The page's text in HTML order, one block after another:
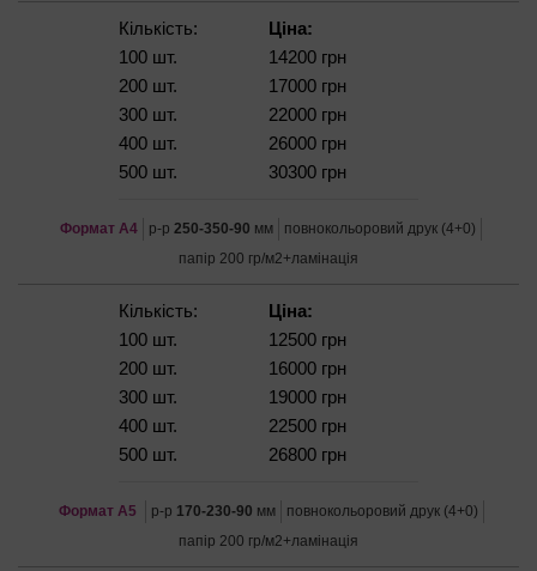
Кількість:
100 шт.
200 шт.
300 шт.
400 шт.
500 шт.
Ціна:
14200 грн
17000 грн
22000 грн
26000 грн
30300 грн
Формат А4 р-р 250-350-90 мм
повнокольоровий друк (4+0)
папір 200 гр/м2+ламінація
Кількість:
100 шт.
200 шт.
300 шт.
400 шт.
500 шт.
Ціна:
12500 грн
16000 грн
19000 грн
22500 грн
26800 грн
Формат А5 р-р 170-230-90 мм
повнокольоровий друк (4+0)
папір 200 гр/м2+ламінація